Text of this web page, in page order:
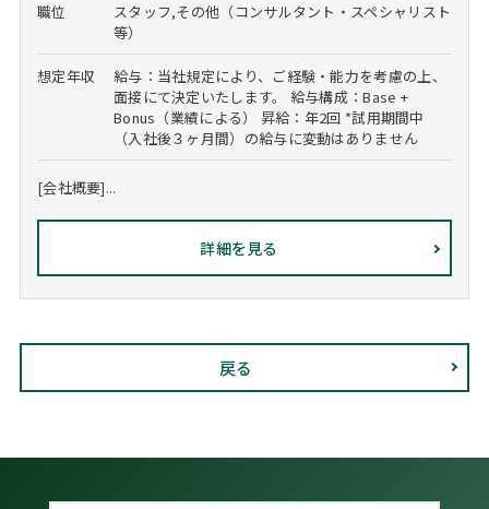
職位
スタッフ,その他（コンサルタント・スペシャリスト
等）
想定年収
給与：当社規定により、ご経験・能力を考慮の上、
面接にて決定いたします。 給与構成：Base +
Bonus（業績による） 昇給：年2回 *試用期間中
（入社後３ヶ月間）の給与に変動はありません
[会社概要]...
詳細を見る
戻る